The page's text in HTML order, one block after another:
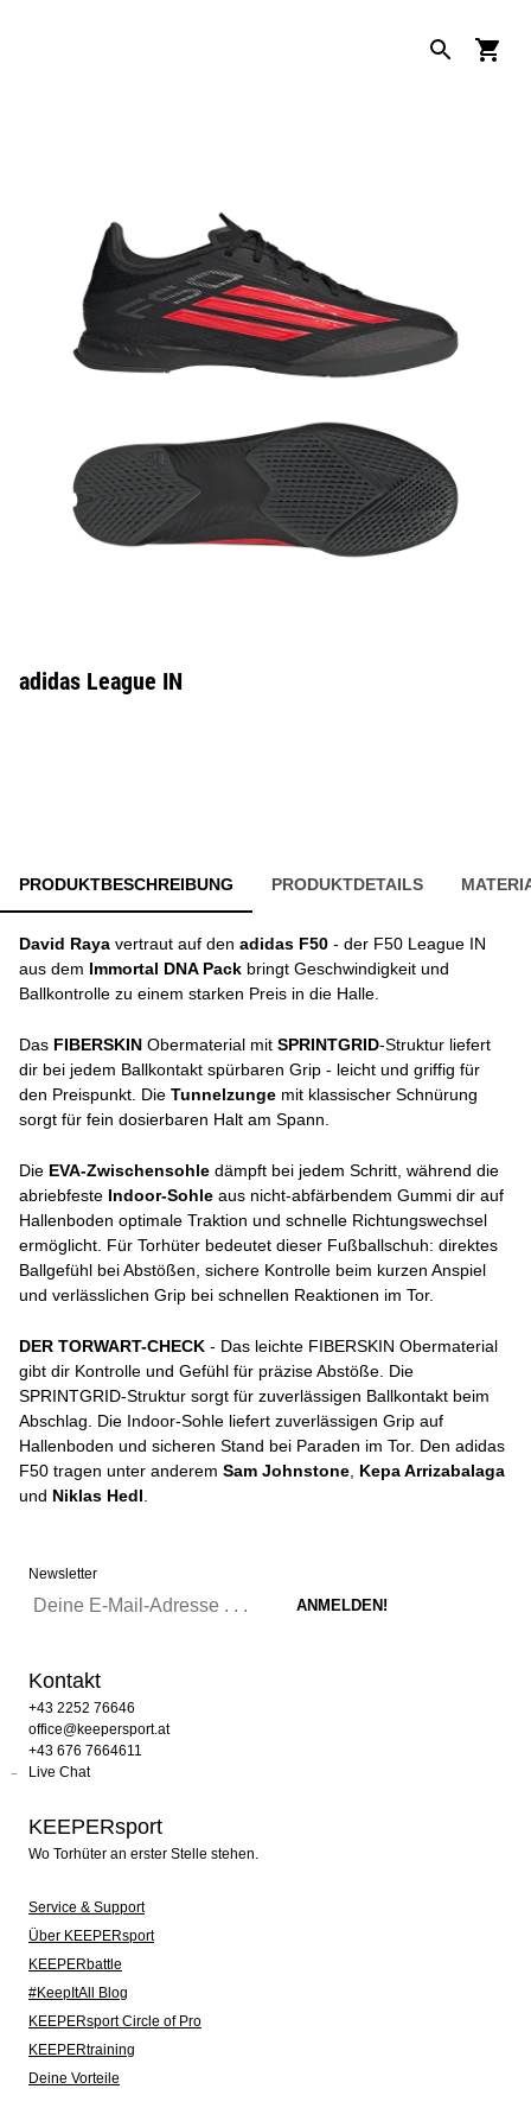
adidas League IN
PRODUKTBESCHREIBUNG PRODUKTDETAILS
David Raya vertraut auf den adidas F50 - der F50 League IN
aus dem Immortal DNA Pack bringt Geschwindigkeit und
Ballkontrolle zu einem starken Preis in die Halle.
Das FIBERSKIN Obermaterial mit SPRINTGRID-Struktur liefert
dir bei jedem Ballkontakt spürbaren Grip - leicht und griffig für
den Preispunkt. Die Tunnelzunge mit klassischer Schnürung
sorgt für fein dosierbaren Halt am Spann.
Die EVA-Zwischensohle dämpft bei jedem Schritt, während die
abriebfeste Indoor-Sohle aus nicht-abfärbendem Gummi dir auf
Hallenboden optimale Traktion und schnelle Richtungswechsel
ermöglicht. Für Torhüter bedeutet dieser Fußballschuh: direktes
Ballgefühl bei Abstößen, sichere Kontrolle beim kurzen Anspiel
und verlässlichen Grip bei schnellen Reaktionen im Tor.
DER TORWART-CHECK - Das leichte FIBERSKIN Obermaterial
gibt dir Kontrolle und Gefühl für präzise Abstöße. Die
SPRINTGRID-Struktur sorgt für zuverlässigen Ballkontakt beim
Abschlag. Die Indoor-Sohle liefert zuverlässigen Grip auf
Hallenboden und sicheren Stand bei Paraden im Tor. Den adidas
F50 tragen unter anderem Sam Johnstone Kepa Arrizabalaga
und Niklas Hedl
Newsletter
Kontakt
+43 2252 76646
office@keepersport.at
+43 676 7664611
Live Chat
KEEPERsport
Wo Torhüter an erster Stelle stehen.
Service & Support
Über KEEPERsport
KEEPERbattle
#KeepItAll Blog
KEEPERsport Circle of Pro
KEEPERtraining
Deine Vorteile